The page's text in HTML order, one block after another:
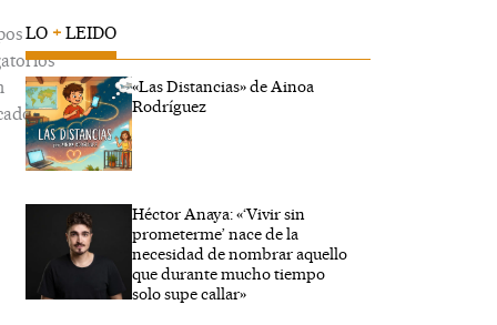
LO +LEIDO
«Las Distancias» de Ainoa
Rodríguez
Héctor Anaya: «‘Vivir sin
prometerme’ nace de la
necesidad de nombrar aquello
que durante mucho tiempo
solo supe callar»